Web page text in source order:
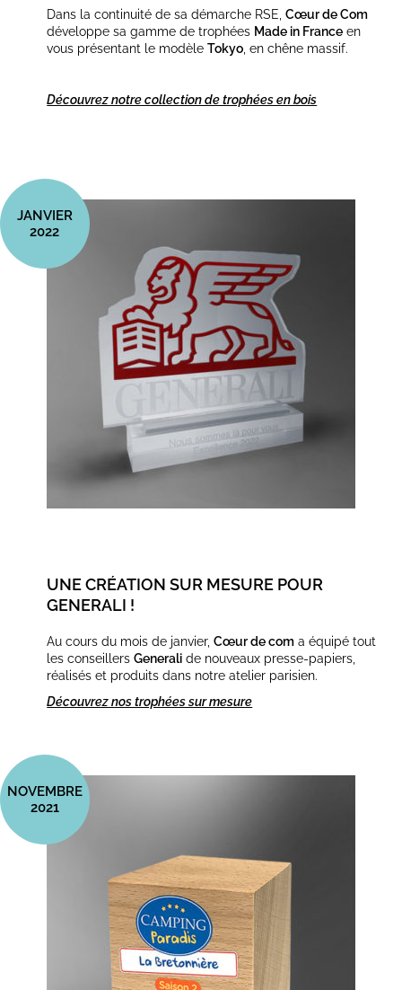
Dans la continuité de sa démarche RSE,Cœur de Com
développe sa gamme de trophées Made in France en
vous présentant le modèleTokyo , en chêne massif.
Découvrez notre collection de trophées en bois
JANVIER
2022
UNE CRÉATION SUR MESURE POUR
GENERALI !
Au cours du mois de janvier,Cœur de com a équipé tout
les conseillersGenerali de nouveaux presse-papiers,
réalisés et produits dans notre atelier parisien.
Découvrez nos trophées sur mesure
NOVEMBRE
2021